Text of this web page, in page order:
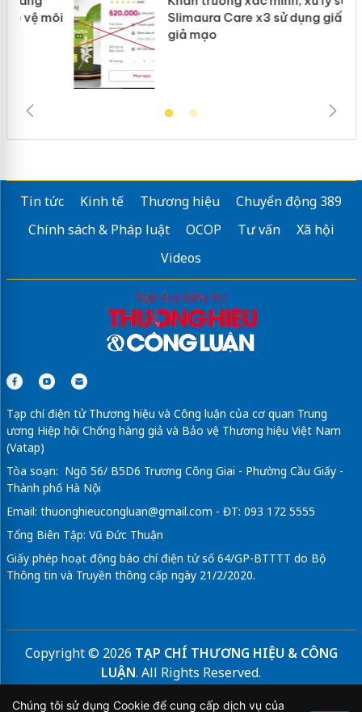
Slimaura Care x3 sử dụng giấy phép
giả mạo
Tin tức Kinh tế Thương hiệu
Chuyển động 389
Chính sách & Pháp luật
OCOP Tư vấn
Xã hội
Videos
Tạp chí điện tử Thương hiệu và Công luận của cơ quan Trung
ương Hiệp hội Chống hàng giả và Bảo vệ Thương hiệu Việt Nam
(Vatap)
Tòa soạn: Ngõ 56/ B5D6 Trương Công Giai - Phường Cầu Giấy -
Thành phố Hà Nội
Email: thuonghieucongluan@gmail.com - ĐT: 093 172 5555
Tổng Biên Tập: Vũ Đức Thuận
Giấy phép hoạt động báo chí điện tử số 64/GP-BTTTT do Bộ
Thông tin và Truyền thông cấp ngày 21/2/2020.
Copyright © 2026 TẠP CHÍ THƯƠNG HIỆU & CÔNG
LUẬN. All Rights Reserved.
Bản quyền thuộc Tạp chí Thương hiệu và Công luận. Cấm
Chúng tôi sử dụng Cookie để cung cấp dịch vụ của